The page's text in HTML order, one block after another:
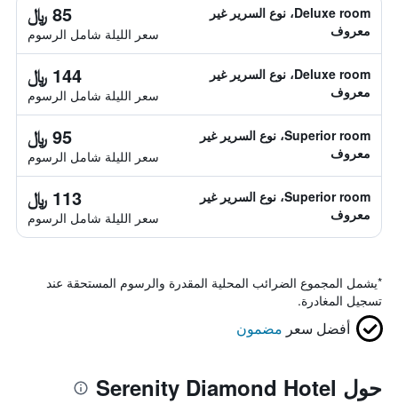
Deluxe room، نوع السرير غير
معروف
85 ﷼
سعر الليلة شامل الرسوم
Deluxe room، نوع السرير غير
معروف
144 ﷼
سعر الليلة شامل الرسوم
Superior room، نوع السرير غير
معروف
95 ﷼
سعر الليلة شامل الرسوم
Superior room، نوع السرير غير
معروف
113 ﷼
سعر الليلة شامل الرسوم
*يشمل المجموع الضرائب المحلية المقدرة والرسوم المستحقة عند
تسجيل المغادرة.
أفضل سعر مضمون
حول Serenity Diamond Hotel